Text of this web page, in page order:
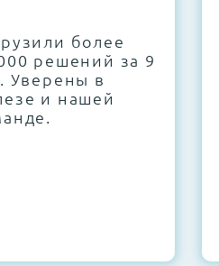
более
решений за 9
Уверены в
и нашей